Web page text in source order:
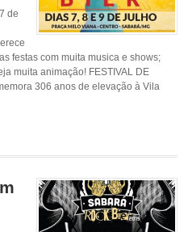
de
festas com muita musica e shows;
muita animação! FESTIVAL DE
306 anos de elevação à Vila